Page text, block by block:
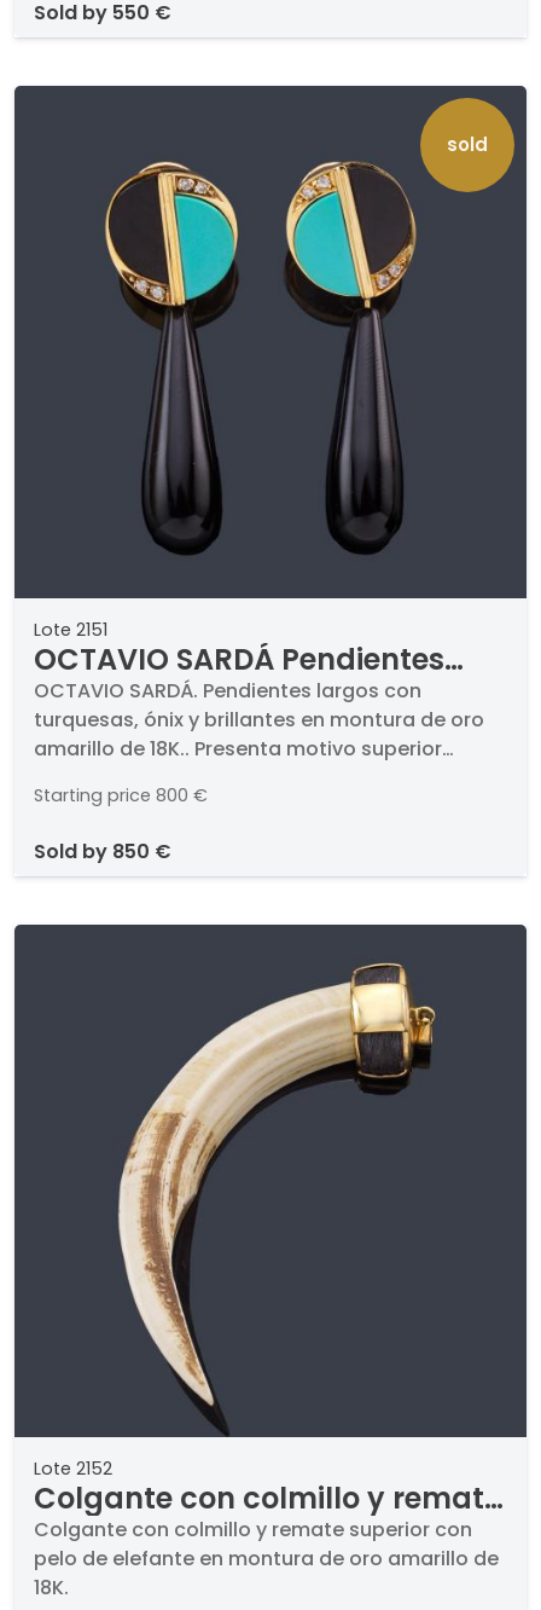
sold by 550 €
sold
Lote 2151
OCTAVIO SARDÁ Pendientes
largos con turquesas, ónix y
brillantes en montura de oro
amarillo de 18K.
OCTAVIO SARDÁ. Pendientes largos con
turquesas, ónix y brillantes en montura de oro
amarillo de 18K.. Presenta motivo superior
remate de chupón de pieza de ónix. Cierre
Starting price 800 €
sold by 850 €
Lote 2152
Colgante con colmillo y remate
superior con pelo de elefante en
montura de oro amarillo de 18K.
Colgante con colmillo y remate superior con
pelo de elefante en montura de oro amarillo de
18K.